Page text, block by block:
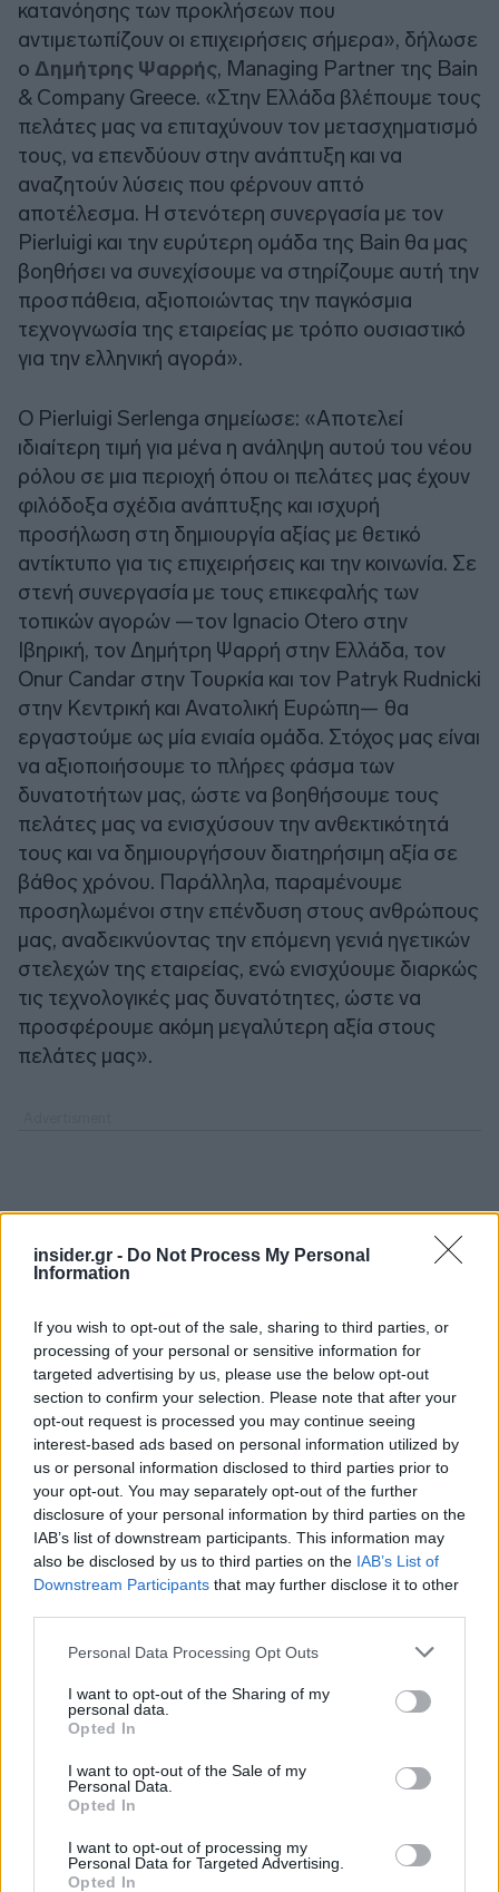
insider.gr - Do Not Process My Personal
Information
If you wish to opt-out of the sale, sharing to third parties, or
processing of your personal or sensitive information for
targeted advertising by us, please use the below opt-out
section to confirm your selection. Please note that after your
opt-out request is processed you may continue seeing
interest-based ads based on personal information utilized by
us or personal information disclosed to third parties prior to
your opt-out. You may separately opt-out of the further
disclosure of your personal information by third parties on the
IAB’s list of downstream participants. This information may
also be disclosed by us to third parties on the IAB’s List of
Downstream Participants that may further disclose it to other
Please note that this website/app uses one or more Google
not limited to your visit or usage behaviour. You may click to
grant or deny consent to Google and its third-party tags to
use your data for below specified purposes in below Google
consent section.
Personal Data Processing Opt Outs
I want to opt-out of the Sharing of my
personal data.
Opted In
I want to opt-out of the Sale of my
Personal Data.
Opted In
I want to opt-out of processing my
Personal Data for Targeted Advertising.
Opted In
κατανόησης των προκλήσεων που
αντιμετωπίζουν οι επιχειρήσεις σήμερα», δήλωσε
ο Δημήτρης Ψαρρής, Managing Partner της Bain
& Company Greece. «Στην Ελλάδα βλέπουμε τους
πελάτες μας να επιταχύνουν τον μετασχηματισμό
τους, να επενδύουν στην ανάπτυξη και να
αναζητούν λύσεις που φέρνουν απτό
αποτέλεσμα. Η στενότερη συνεργασία με τον
Pierluigi και την ευρύτερη ομάδα της Bain θα μας
βοηθήσει να συνεχίσουμε να στηρίζουμε αυτή την
προσπάθεια, αξιοποιώντας την παγκόσμια
τεχνογνωσία της εταιρείας με τρόπο ουσιαστικό
για την ελληνική αγορά».
Ο Pierluigi Serlenga σημείωσε: «Αποτελεί
ιδιαίτερη τιμή για μένα η ανάληψη αυτού του νέου
ρόλου σε μια περιοχή όπου οι πελάτες μας έχουν
φιλόδοξα σχέδια ανάπτυξης και ισχυρή
προσήλωση στη δημιουργία αξίας με θετικό
αντίκτυπο για τις επιχειρήσεις και την κοινωνία. Σε
στενή συνεργασία με τους επικεφαλής των
τοπικών αγορών —τον Ignacio Otero στην
Ιβηρική, τον Δημήτρη Ψαρρή στην Ελλάδα, τον
Onur Candar στην Τουρκία και τον Patryk Rudnicki
στην Κεντρική και Ανατολική Ευρώπη— θα
εργαστούμε ως μία ενιαία ομάδα. Στόχος μας είναι
να αξιοποιήσουμε το πλήρες φάσμα των
δυνατοτήτων μας, ώστε να βοηθήσουμε τους
πελάτες μας να ενισχύσουν την ανθεκτικότητά
τους και να δημιουργήσουν διατηρήσιμη αξία σε
βάθος χρόνου. Παράλληλα, παραμένουμε
προσηλωμένοι στην επένδυση στους ανθρώπους
μας, αναδεικνύοντας την επόμενη γενιά ηγετικών
στελεχών της εταιρείας, ενώ ενισχύουμε διαρκώς
τις τεχνολογικές μας δυνατότητες, ώστε να
προσφέρουμε ακόμη μεγαλύτερη αξία στους
πελάτες μας».
Ακολουθήστε το
πρώτοι όλες τιςειδήσειςαπό την Ελλάδα και τον κόσμο.